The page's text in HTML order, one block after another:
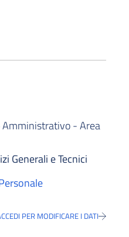
Amministrativo - Area
Generali e Tecnici
PER MODIFICARE I DATI